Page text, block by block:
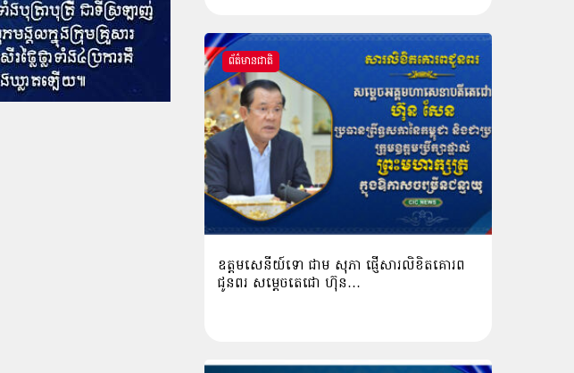
ព័ត៌មានជាតិ
ឧត្តមសេនីយ៍ទោ ជាម សុភា ផ្ញើសារលិខិតគោរព
ជូនពរ សម្ដេចតេជោ ហ៊ុន…